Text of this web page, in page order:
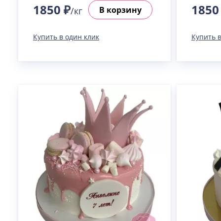
1850 ₽/кг В корзину
Купить в один клик Купить